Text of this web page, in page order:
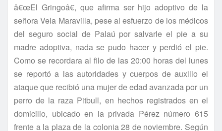
â€œEl Gringoâ€, que afirma ser hijo adoptivo de la
señora Vela Maravilla, pese al esfuerzo de los médicos
del seguro social de Palaú por salvarle el pie a su
madre adoptiva, nada se pudo hacer y perdió el pie.
Como se recordara al filo de las 20:00 horas del lunes
se reportó a las autoridades y cuerpos de auxilio el
ataque que recibió una mujer de edad avanzada por un
perro de la raza Pitbull, en hechos registrados en el
domicilio, ubicado en la privada Pérez número 615
frente a la plaza de la colonia 28 de noviembre. Según